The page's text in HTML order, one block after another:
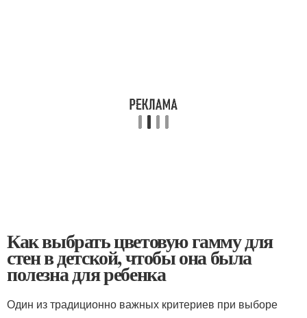
Как выбрать цветовую гамму для
стен в детской, чтобы она была
полезна для ребенка
Один из традиционно важных критериев при выборе